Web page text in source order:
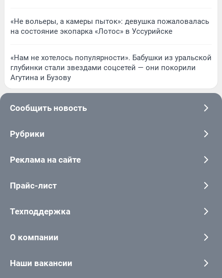
«Не вольеры, а камеры пыток»: девушка пожаловалась
на состояние экопарка «Лотос» в Уссурийске
«Нам не хотелось популярности». Бабушки из уральской
глубинки стали звездами соцсетей — они покорили
Агутина и Бузову
Сообщить новость
Рубрики
Реклама на сайте
Прайс-лист
Техподдержка
О компании
Наши вакансии